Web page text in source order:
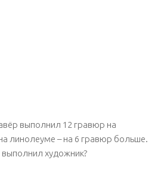
выполнил 12 гравюр на
линолеуме – на 6 гравюр больше.
художник?